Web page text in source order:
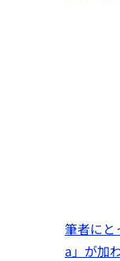
筆者にと
a」が加